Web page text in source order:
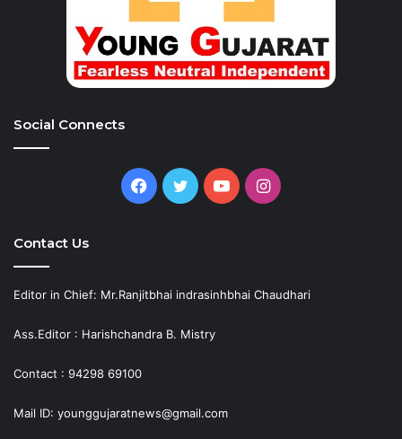
Social Connects
Facebook
TwitterYouTubeInstagram
Contact Us
Editor in Chief: Mr.Ranjitbhai indrasinhbhai Chaudhari
Ass.Editor : Harishchandra B. Mistry
Contact : 94298 69100
Mail ID: younggujaratnews@gmail.com